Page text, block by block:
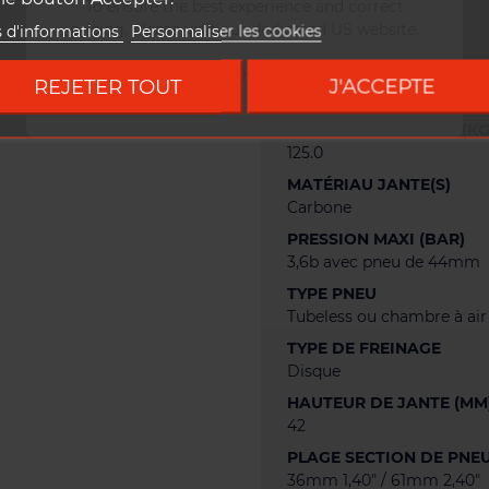
To ensure the best experience and correct
pricing, please visit our dedicated US website.
Go to DUKE US site
ERD JANTE (MM)
560.0
NSD JANTE
125.0
MATÉRIAU JANTE(S)
Carbone
PRESSION MAXI (BAR)
3,6b avec pneu de 44mm
TYPE PNEU
Tubeless ou chambre à air
TYPE DE FREINAGE
Disque
HAUTEUR DE JANTE
42
PLAGE SECTION DE
36mm 1,40" / 61mm 2,40"
d'informations Personnaliser les cookies
REJETER TOUT J'ACCEPTE